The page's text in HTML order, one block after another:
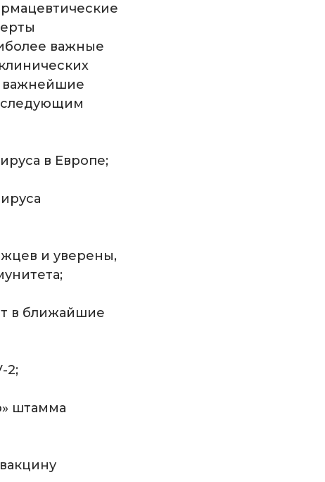
важные
важнейшие
следующим
в Европе;
и уверены,
в ближайшие
2;
штамма